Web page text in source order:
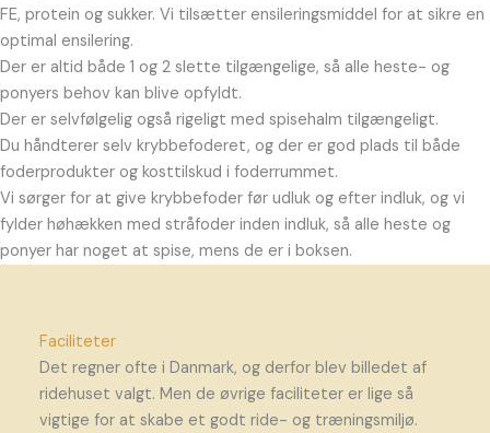
FE, protein og sukker. Vi tilsætter ensileringsmiddel for at sikre en
optimal ensilering.
Der er altid både 1 og 2 slette tilgængelige, så alle heste- og
ponyers behov kan blive opfyldt.
Der er selvfølgelig også rigeligt med spisehalm tilgængeligt.
Du håndterer selv krybbefoderet, og der er god plads til både
foderprodukter og kosttilskud i foderrummet.
Vi sørger for at give krybbefoder før udluk og efter indluk, og vi
fylder høhækken med stråfoder inden indluk, så alle heste og
ponyer har noget at spise, mens de er i boksen.
Faciliteter
Det regner ofte i Danmark, og derfor blev billedet af
ridehuset valgt. Men de øvrige faciliteter er lige så
vigtige for at skabe et godt ride- og træningsmiljø.